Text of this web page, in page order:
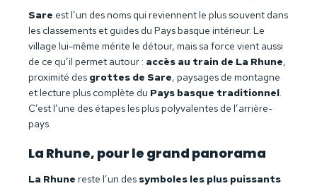
Sare est l’un des noms qui reviennent le plus souvent dans
les classements et guides du Pays basque intérieur. Le
village lui-même mérite le détour, mais sa force vient aussi
de ce qu’il permet autour : accès au train de La Rhune,
proximité des grottes de Sare, paysages de montagne
et lecture plus complète du Pays basque traditionnel.
C’est l’une des étapes les plus polyvalentes de l’arrière-
pays.
La Rhune, pour le grand panorama
La Rhune reste l’un des symboles les plus puissants